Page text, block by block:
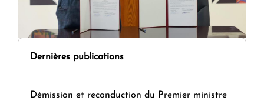
Dernières publications
Démission et reconduction du Premier ministre